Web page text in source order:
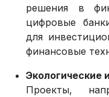
решения в
цифровые
для
финансовые
Экологические
Проекты,